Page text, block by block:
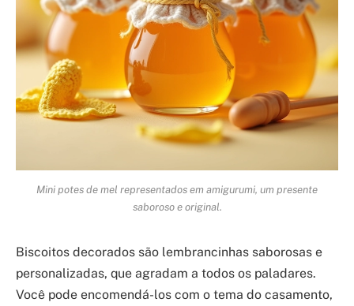
Mini potes de mel representados em amigurumi, um presente
saboroso e original.
Biscoitos decorados são lembrancinhas saborosas e
personalizadas, que agradam a todos os paladares.
Você pode encomendá-los com o tema do casamento,